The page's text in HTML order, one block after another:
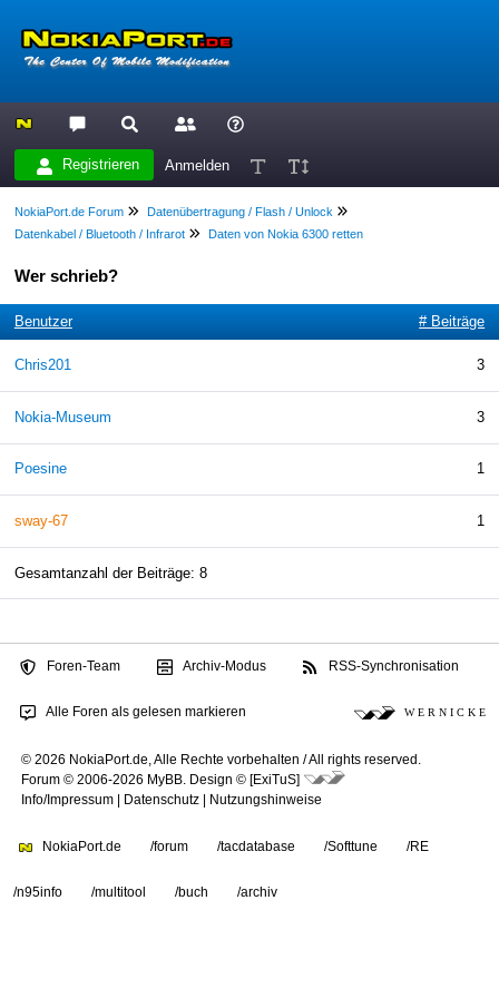
Registrieren Anmelden
NokiaPort.de Forum
Datenübertragung / Flash / Unlock
Datenkabel / Bluetooth / Infrarot
Daten von Nokia 6300 retten
Wer schrieb?
Benutzer # Beiträge
Chris201 3
Nokia-Museum 3
Poesine 1
sway-67 1
Gesamtanzahl der Beiträge: 8
Foren-Team Archiv-Modus RSS-Synchronisation
Alle Foren als gelesen markieren W E R N I C K E
© 2026 NokiaPort.de, Alle Rechte vorbehalten /All rights reserved.
Forum © 2006-2026 MyBB
Design © [ExiTuS]
Info/Impressum
Datenschutz Nutzungshinweise
NokiaPort.de /forum /tacdatabase /Softtune /RE
/n95info /multitool /buch /archiv